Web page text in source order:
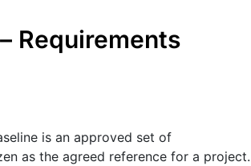
Requirements
is an approved set of
as the agreed reference for a project.